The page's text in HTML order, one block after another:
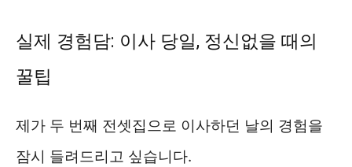
실제 경험담: 이사 당일, 정신없을 때의
꿀팁
제가 두 번째 전셋집으로 이사하던 날의 경험을
잠시 들려드리고 싶습니다.